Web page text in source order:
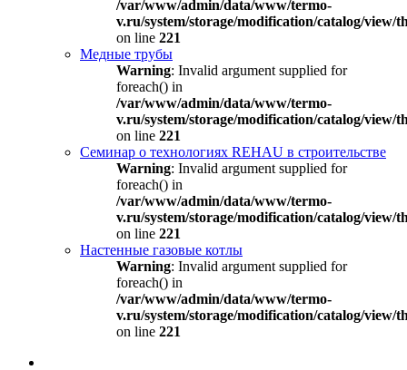
/var/www/admin/data/www/termo-
v.ru/system/storage/modification/catalog/view/
on line 221
Медные трубы
Warning: Invalid argument supplied for
foreach() in
/var/www/admin/data/www/termo-
v.ru/system/storage/modification/catalog/view/
on line 221
Семинар о технологиях REHAU в строительстве
Warning: Invalid argument supplied for
foreach() in
/var/www/admin/data/www/termo-
v.ru/system/storage/modification/catalog/view/
on line 221
Настенные газовые котлы
Warning: Invalid argument supplied for
foreach() in
/var/www/admin/data/www/termo-
v.ru/system/storage/modification/catalog/view/
on line 221